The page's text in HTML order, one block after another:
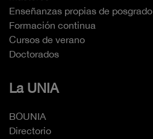
Enseñanzas propias de posgrado
Formación continua
Cursos de verano
Doctorados
La UNIA
BOUNIA
Directorio